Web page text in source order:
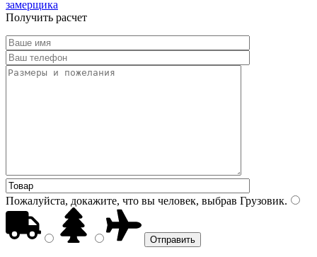
замерщика
Получить расчет
Пожалуйста, докажите, что вы человек, выбрав Грузовик.